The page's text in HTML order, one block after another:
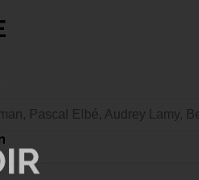
Pascal Elbé, Audrey Lamy,